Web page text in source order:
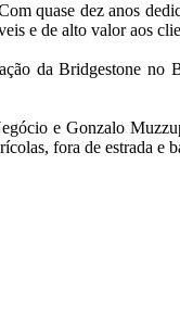
quase dez anos
e de alto valor aos
da Bridgestone
e Gonzalo
fora de estrada